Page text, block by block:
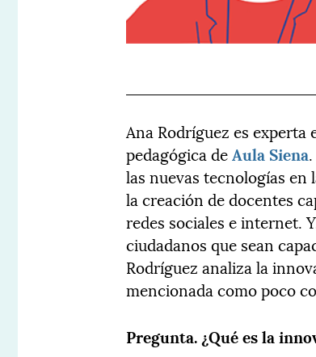
Ana Rodríguez es
pedagógica deAula Siena
las nuevas tecnologías en
la creación de docentes
redes sociales e internet.
ciudadanos que sean
Rodríguez analiza la
mencionada como poco
Pregunta. ¿Qué es la